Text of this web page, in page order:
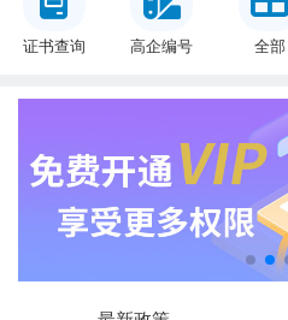
证书查询 高企编号 全部